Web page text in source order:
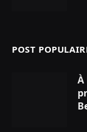
POST
À